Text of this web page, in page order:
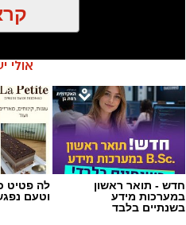
כאן
אולי
חדש - תואר ראשון
במערכות מידע
בשנתיים בלבד
לה פטיט
וטעם